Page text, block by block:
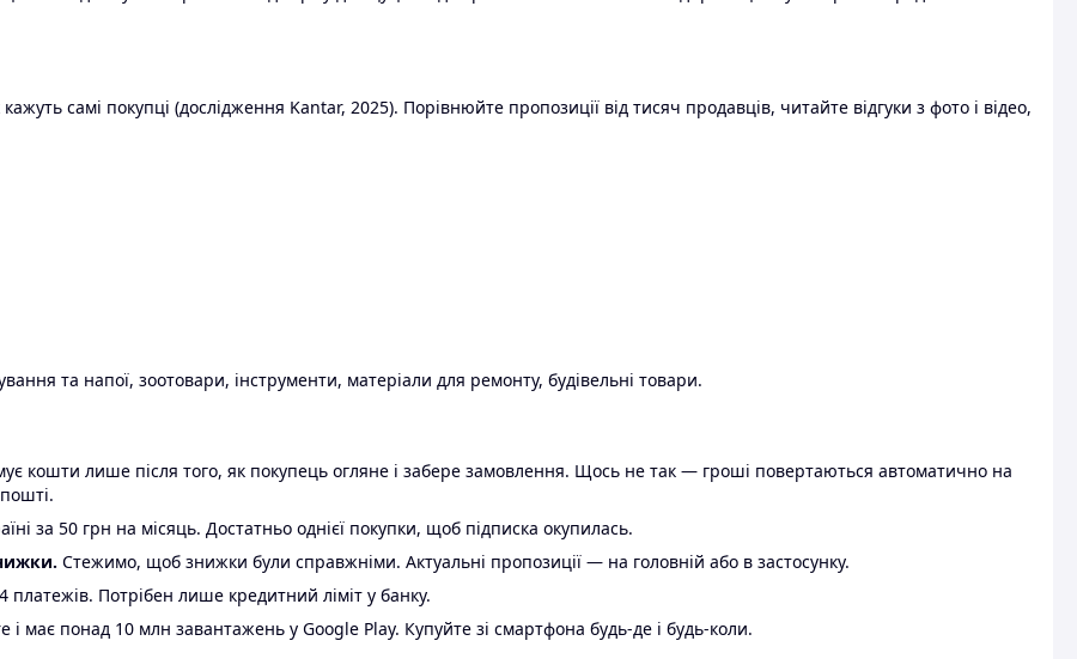
самі покупці (дослідження Kantar, 2025). Порівнюйте пропозиції від тисяч продавців, читайте відгуки з фото і відео,
та напої, зоотовари, інструменти, матеріали для ремонту, будівельні товари.
кошти лише після того, як покупець огляне і забере замовлення. Щось не так — гроші повертаються автоматично на
за 50 грн на місяць. Достатньо однієї покупки, щоб підписка окупилась.
Стежимо, щоб знижки були справжніми. Актуальні пропозиції — на головній або в застосунку.
платежів. Потрібен лише кредитний ліміт у банку.
і має понад 10 млн завантажень у Google Play. Купуйте зі смартфона будь-де і будь-коли.